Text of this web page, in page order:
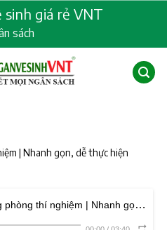
sinh giá rẻ VNT
sách
| Nhanh gọn, dễ thực hiện
Vệ sinh khử trùng phòng thí nghiệm | Nhanh gọn, dễ thực hiện